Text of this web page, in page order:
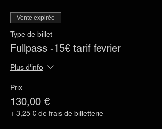
Vente expirée
Type de billet
Fullpass -15€ tarif fevrier
Plus d'info
Prix
130,00 €
+ 3,25 € de frais de billetterie